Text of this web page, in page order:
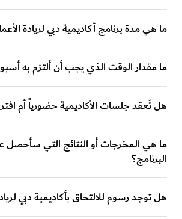
ما هي مدة برنامج أكاديمية دبي لريادة
ما مقدار الوقت الذي يجب أن ألتزم به
هل تُعقد جلسات الأكاديمية حضورياً أم
ما هي المخرجات أو النتائج التي سأحصل
البرنامج؟
هل توجد رسوم للالتحاق بأكاديمية دبي